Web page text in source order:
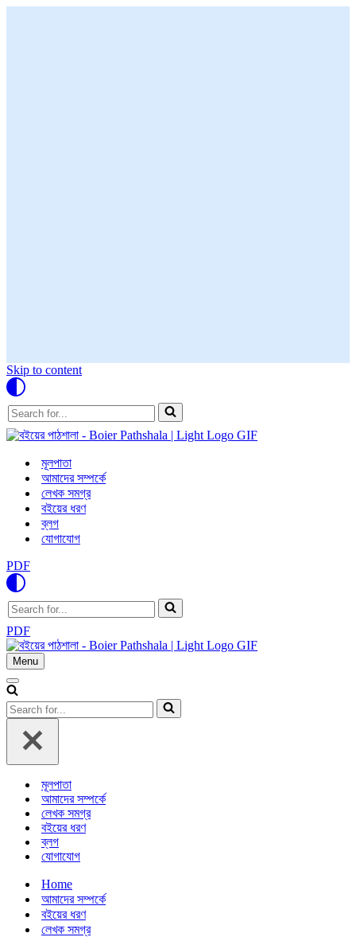
Skip to content
Search
for...
মূলপাতা
আমাদের সম্পর্কে
লেখক সমগ্র
বইয়ের ধরণ
ব্লগ
যোগাযোগ
PDF
Search
for...
PDF
Menu
Navigation
Navigation
Menu
Search
for...
মূলপাতা
আমাদের সম্পর্কে
লেখক সমগ্র
বইয়ের ধরণ
ব্লগ
যোগাযোগ
Home
আমাদের সম্পর্কে
বইয়ের ধরণ
লেখক সমগ্র